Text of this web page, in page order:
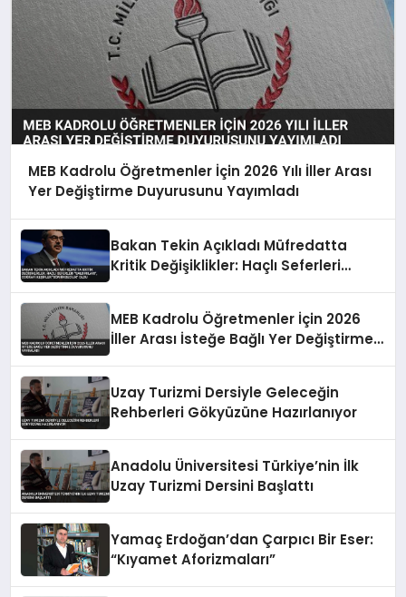
MEB Kadrolu Öğretmenler İçin 2026 Yılı İller Arası
Yer Değiştirme Duyurusunu Yayımladı
Bakan Tekin Açıkladı Müfredatta
Kritik Değişiklikler: Haçlı Seferleri
MEB Kadrolu Öğretmenler İçin 2026
İller Arası İsteğe Bağlı Yer Değiştirme
Uzay Turizmi Dersiyle Geleceğin
Rehberleri Gökyüzüne Hazırlanıyor
Anadolu Üniversitesi Türkiye’nin İlk
Uzay Turizmi Dersini Başlattı
Yamaç Erdoğan’dan Çarpıcı Bir Eser:
“Kıyamet Aforizmaları”